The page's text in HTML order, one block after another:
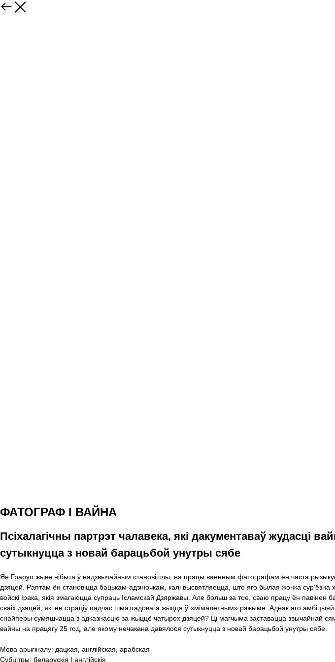
ФАТОГРАФ І ВАЙНА
Псіхалагічны партрэт чалавека, які дакументаваў жудасці
сутыкнуцца з новай барацьбой унутры сябе
Ян Граруп жыве нібыта ў надзвычайным становішчы: на працы ваенным фатографам ён часта
дзяцей. Раптам ён становіцца бацькам-адзіночкам, калі высвятляецца, што яго былая жонка
войскі Ірака, якія змагаюцца супраць Ісламскай Дзяржавы. Але больш за тое, сваю працу ён павінен
сваіх дзяцей, які ён страціў падчас шматгадовага жыцця ў «мімалётным» рэжыме. Аднак яго
снайперы сумяшчацца з адказнасцю за жыццё чатырох дзяцей? Ці магчыма заставацца звычайнай
вайны на працягу 25 год, але якому нечакана давялося сутыкнуцца з новай барацьбой унутры сябе.
Мова арыгіналу: дацкая, англійская, арабская
Субцітры: беларускія | англійскія